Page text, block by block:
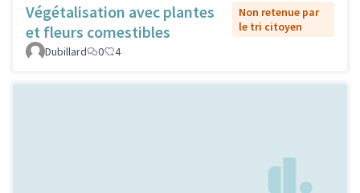
Végétalisation avec plantes
et fleurs comestibles
Non retenue par
le tri citoyen
Dubillard
0 4